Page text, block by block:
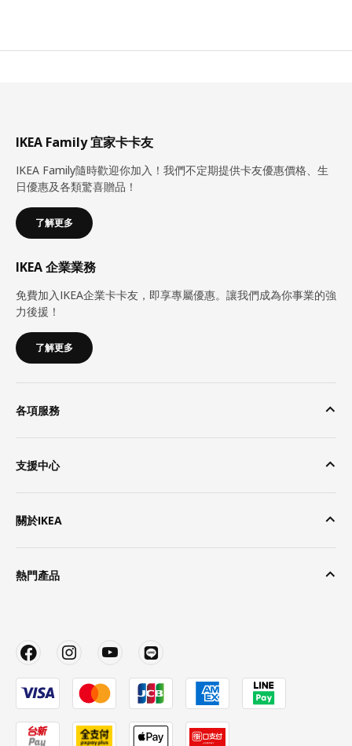
IKEA Family 宜家卡卡友
IKEA Family隨時歡迎你加入！我們不定期提供卡友優惠價格、生
日優惠及各類驚喜贈品！
了解更多
IKEA 企業業務
免費加入IKEA企業卡卡友，即享專屬優惠。讓我們成為你事業的強
力後援！
了解更多
各項服務
支援中心
關於IKEA
熱門產品